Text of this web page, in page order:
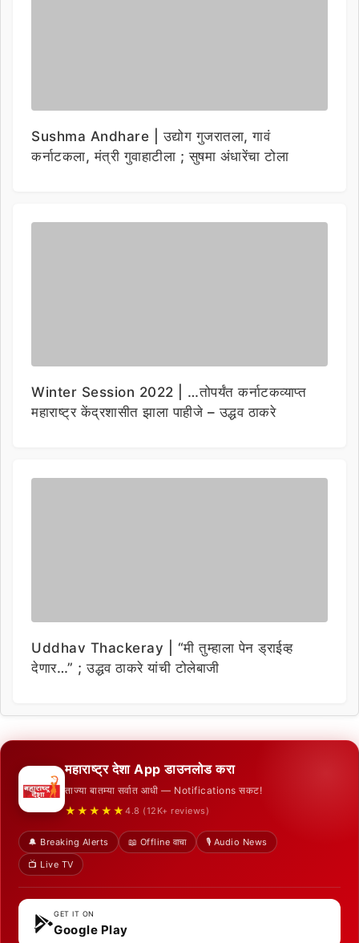
Sushma Andhare | उद्योग गुजरातला, गावं
कर्नाटकला, मंत्री गुवाहाटीला ; सुषमा अंधारेंचा टोला
Winter Session 2022 | …तोपर्यंत कर्नाटकव्याप्त
महाराष्ट्र केंद्रशासीत झाला पाहीजे – उद्धव ठाकरे
Uddhav Thackeray | “मी तुम्हाला पेन ड्राईव्ह
देणार…” ; उद्धव ठाकरे यांची टोलेबाजी
महाराष्ट्र देशा App डाउनलोड करा
ताज्या बातम्या सर्वात आधी — Notifications सकट!
★★★★★ 4.8 (12K+ reviews)
🔔 Breaking Alerts 📖 Offline वाचा
🎙️ Audio News
📺 Live TV
GET IT ON
Google Play